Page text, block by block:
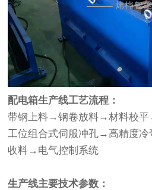
配电箱生产线工艺流程：
带钢上料→钢卷放料→材料校
工位组合式伺服冲孔→高精度
收料→电气控制系统
生产线主要技术参数：